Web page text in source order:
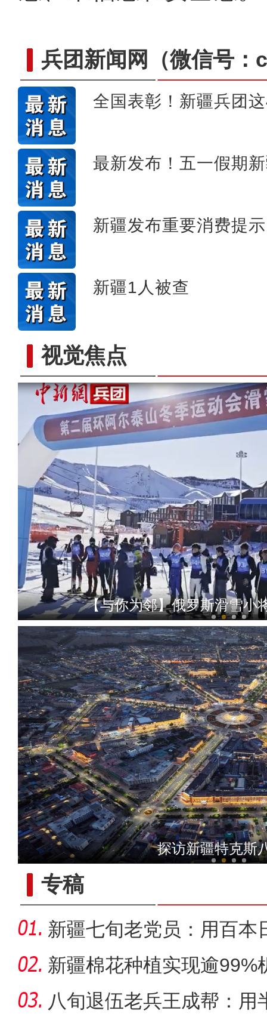
兵团新闻网 （微信号
全国表彰！新疆兵团
最新发布！五一假期
新疆发布重要消费提示
新疆1人被查
视觉焦点【与你为邻】兰兰：丝绸之
【与你为邻】俄罗斯滑雪小
【与你为邻】哈萨克斯坦雪
探访新疆特克斯
专稿
新疆七旬老党员：用百本
世纪变
新疆棉花种植实现逾99%
八旬退伍老兵王成帮：用